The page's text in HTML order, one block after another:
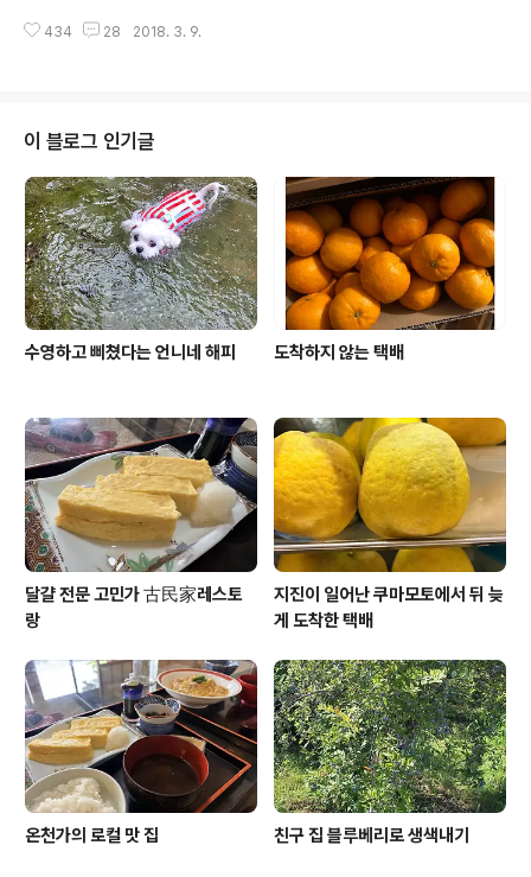
았다 보통은 가지고 온 선물은 그 날 꺼내서 다 같이 맛 보
소에 한식을 안 먹으면 안되는 한식 매니아도 아니고 아무
다 달라고? 한국 젓가락은 갑자기 왜? 아니 파파(남편)가
젓가락을 자꾸 물어 뜯는 나쁜 버릇이 있어서..그러지 말라
고 해도 오랜 습관이라 잘 고쳐쳐지지가 않네 알다시피 일
본 젓가락은 나무 젓가락이니까 금방 젓가락 끝이 너덜 너
덜 해 진다니까 한국 젓가락은 스텐레스지?그래서 한국 젓
가락으로 바꿔 줄까 싶어서 그래..
434 28 2018. 3. 9.
이 블로그 인기글
수영하고 삐쳤다는 언니네 해피 도착하지 않는 택배
달걀 전문 고민가 古民家레스토
랑
지진이 일어난 쿠마모토에서 뒤 늦
게 도착한 택배
온천가의 로컬 맛 집 친구 집 블루베리로 생색내기